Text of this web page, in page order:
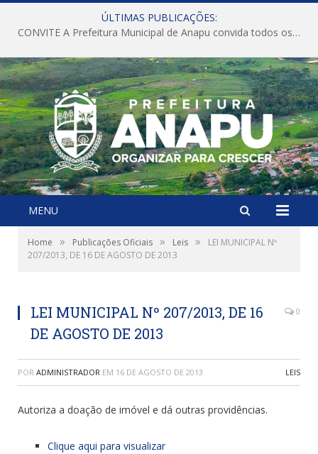
ÚLTIMAS PUBLICAÇÕES:
CONVITE A Prefeitura Municipal de Anapu convida todos os servidores públicos municipais para participarem da Audiência Pública de discussão da Lei de Diretrizes Orçamentárias (LDO), importante instrumento de planejamento das ações e investimentos da Administração Pública para o próximo exercício financeiro.
MENU
Home » Publicações Oficiais » Leis »
LEI MUNICIPAL Nº
207/2013, DE 16 DE AGOSTO DE 2013
LEI MUNICIPAL Nº 207/2013, DE 16
DE AGOSTO DE 2013
0
POR ADMINISTRADOR EM 16 DE AGOSTO DE 2013 LEIS
Autoriza a doação de imóvel e dá outras providências.
Clique aqui para visualizar